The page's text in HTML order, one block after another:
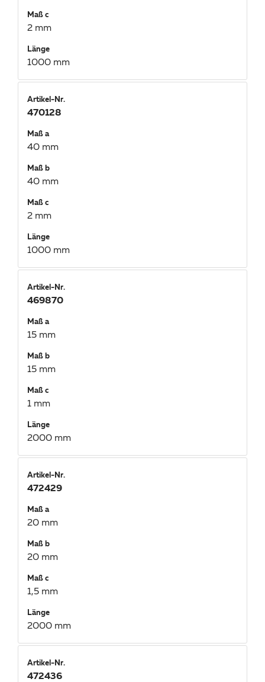
Maß c
2 mm
Länge
1000 mm
Artikel-Nr.
470128
Maß a
40 mm
Maß b
40 mm
Maß c
2 mm
Länge
1000 mm
Artikel-Nr.
469870
Maß a
15 mm
Maß b
15 mm
Maß c
1 mm
Länge
2000 mm
Artikel-Nr.
472429
Maß a
20 mm
Maß b
20 mm
Maß c
1,5 mm
Länge
2000 mm
Artikel-Nr.
472436